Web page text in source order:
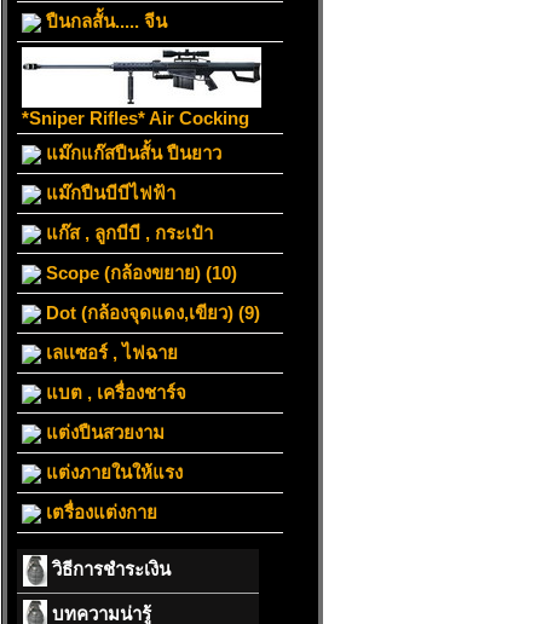
ปืนกลสั้น..... จีน
*Sniper Rifles* Air Cocking
แม๊กแก๊สปืนสั้น ปืนยาว
แม๊กปืนบีบีไฟฟ้า
แก๊ส , ลูกบีบี , กระเป๋า
Scope (กล้องขยาย) (10)
Dot (กล้องจุดแดง,เขียว) (9)
เลเเซอร์ , ไฟฉาย
แบต , เครื่องชาร์จ
แต่งปืนสวยงาม
แต่งภายในให้แรง
เตรื่องแต่งกาย
วิธีการชำระเงิน
บทความน่ารู้